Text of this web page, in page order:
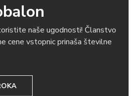
naše ugodnosti! Članstvo
cene vstopnic prinaša številne